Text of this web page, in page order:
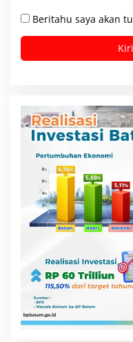
Beritahu saya akan